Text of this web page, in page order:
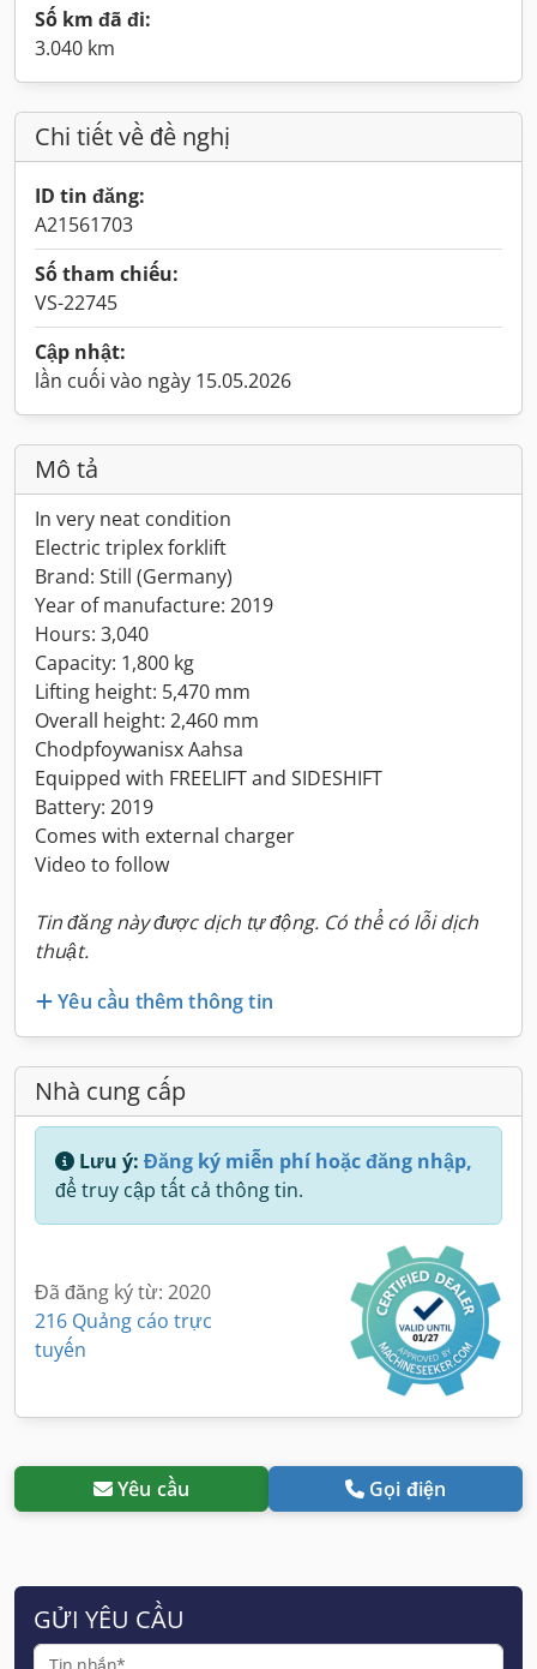
Số km đã đi:
3.040 km
Chi tiết về đề nghị
ID tin đăng:
A21561703
Số tham chiếu:
VS-22745
Cập nhật:
lần cuối vào ngày 15.05.2026
Mô tả
In very neat condition
Electric triplex forklift
Brand: Still (Germany)
Year of manufacture: 2019
Hours: 3,040
Capacity: 1,800 kg
Lifting height: 5,470 mm
Overall height: 2,460 mm
Chodpfoywanisx Aahsa
Equipped with FREELIFT and SIDESHIFT
Battery: 2019
Comes with external charger
Video to follow
Tin đăng này được dịch tự động. Có thể có lỗi dịch
thuật.
Yêu cầu thêm thông tin
Nhà cung cấp
Lưu ý: Đăng ký miễn phí hoặc đăng nhập,
để truy cập tất cả thông tin.
Đã đăng ký từ: 2020
216 Quảng cáo trực
tuyến
Yêu cầu Gọi điện
GỬI YÊU CẦU